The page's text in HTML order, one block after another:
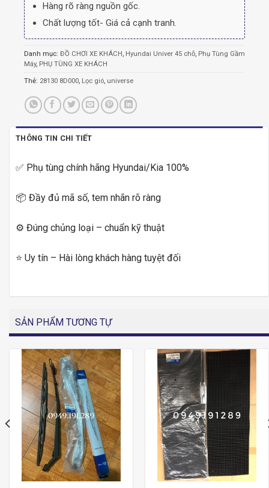
Hàng rõ ràng nguồn gốc.
Chất lượng tốt- Giá cả cạnh tranh.
Danh mục: ĐỒ CHƠI XE KHÁCH , Hyundai Univer 45 chỗ, Phụ Tùng Gầm
Máy, PHỤ TÙNG XE KHÁCH
Thẻ: 28130 8D000, Lọc gió, universe
THÔNG TIN CHI TIẾT
✅ Phụ tùng chính hãng Hyundai/Kia 100%
📦 Đầy đủ mã số, tem nhãn rõ ràng
⚙️ Đúng chủng loại – chuẩn kỹ thuật
⭐ Uy tín – Hài lòng khách hàng tuyệt đối
SẢN PHẨM TƯƠNG TỰ